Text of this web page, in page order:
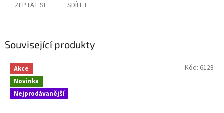
ZEPTAT SE SDÍLET
Související produkty
Akce
Novinka
Nejprodávanější
Kód: 6128